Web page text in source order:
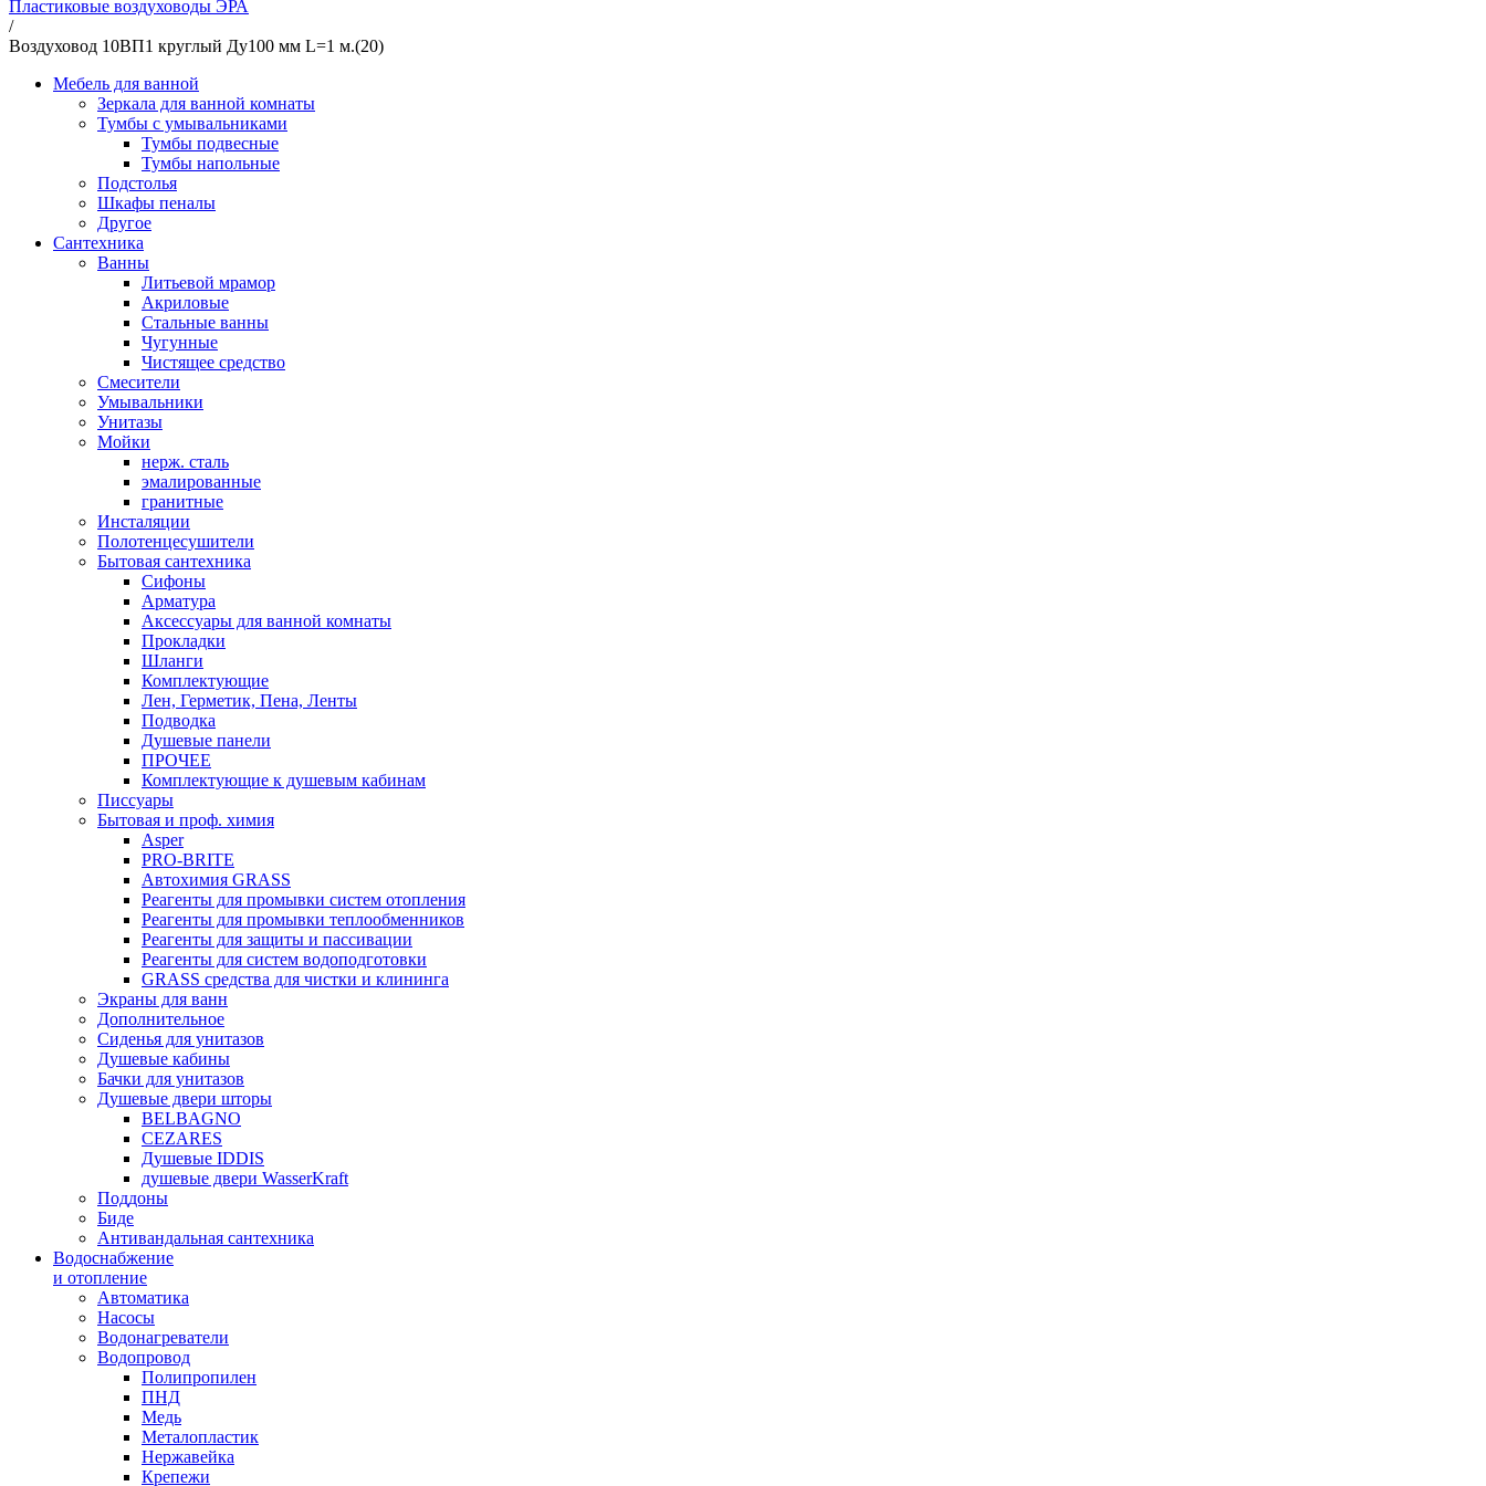
Пластиковые воздуховоды ЭРА
/
Воздуховод 10ВП1 круглый Ду100 мм L=1 м.(20)
Мебель для ванной
Зеркала для ванной комнаты
Тумбы с умывальниками
Тумбы подвесные
Тумбы напольные
Подстолья
Шкафы пеналы
Другое
Сантехника
Ванны
Литьевой мрамор
Акриловые
Стальные ванны
Чугунные
Чистящее средство
Смесители
Умывальники
Унитазы
Мойки
нерж. сталь
эмалированные
гранитные
Инсталяции
Полотенцесушители
Бытовая сантехника
Сифоны
Арматура
Аксессуары для ванной комнаты
Прокладки
Шланги
Комплектующие
Лен, Герметик, Пена, Ленты
Подводка
Душевые панели
ПРОЧЕЕ
Комплектующие к душевым кабинам
Писсуары
Бытовая и проф. химия
Asper
PRO-BRITE
Автохимия GRASS
Реагенты для промывки систем отопления
Реагенты для промывки теплообменников
Реагенты для защиты и пассивации
Реагенты для систем водоподготовки
GRASS средства для чистки и клининга
Экраны для ванн
Дополнительное
Сиденья для унитазов
Душевые кабины
Бачки для унитазов
Душевые двери шторы
BELBAGNO
CEZARES
Душевые IDDIS
душевые двери WasserKraft
Поддоны
Биде
Антивандальная сантехника
Водоснабжение
и отопление
Автоматика
Насосы
Водонагреватели
Водопровод
Полипропилен
ПНД
Медь
Металопластик
Нержавейка
Крепежи